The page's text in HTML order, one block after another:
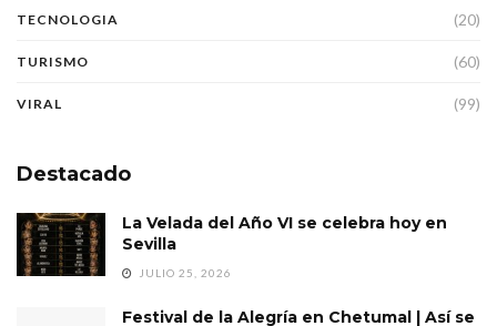
TECNOLOGIA (20)
TURISMO (60)
VIRAL (99)
Destacado
La Velada del Año VI se celebra hoy en
Sevilla
JULIO 25, 2026
Festival de la Alegría en Chetumal | Así se